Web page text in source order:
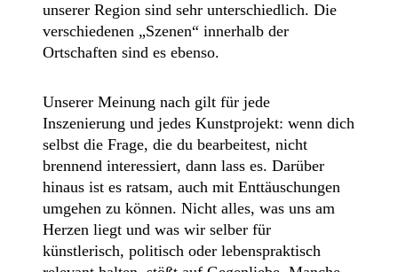
unserer Region sind sehr unterschiedlich. Die
verschiedenen „Szenen“ innerhalb der
Ortschaften sind es ebenso.
Unserer Meinung nach gilt für jede
Inszenierung und jedes Kunstprojekt: wenn dich
selbst die Frage, die du bearbeitest, nicht
brennend interessiert, dann lass es. Darüber
hinaus ist es ratsam, auch mit Enttäuschungen
umgehen zu können. Nicht alles, was uns am
Herzen liegt und was wir selber für
künstlerisch, politisch oder lebenspraktisch